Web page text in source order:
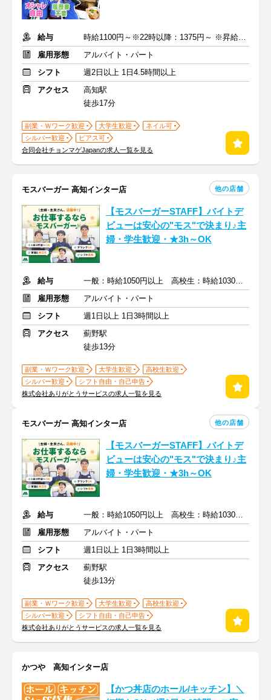
給与
時給1100円～※22時以降：1375円～ ※昇給あり
雇用形態
アルバイト・パート
シフト
週2日以上 1日4.5時間以上
アクセス
高知駅
徒歩17分
副業・Ｗワーク歓迎 大学生歓迎
ネイル可
シルバー歓迎
ピアス可
合同会社チョンマゲJapanの求人一覧を見る
モスバーガー 高知インター店 他の店舗
【モスバーガーSTAFF】バイトデ
ビューは安心の"モス"で決まり♪主
婦・学生歓迎・★3h～OK
給与
一般：時給1050円以上 高校生：時給1030円以上
雇用形態
アルバイト・パート
シフト
週1日以上 1日3時間以上
アクセス
薊野駅
徒歩13分
副業・Ｗワーク歓迎 大学生歓迎
高校生歓迎
シルバー歓迎
シフト自由・自己申告
株式会社ありがとうサービスの求人一覧を見る
モスバーガー 高知インター店 他の店舗
【モスバーガーSTAFF】バイトデ
ビューは安心の"モス"で決まり♪主
婦・学生歓迎・★3h～OK
給与
一般：時給1050円以上 高校生：時給1030円以上
雇用形態
アルバイト・パート
シフト
週1日以上 1日3時間以上
アクセス
薊野駅
徒歩13分
副業・Ｗワーク歓迎 大学生歓迎
高校生歓迎
シルバー歓迎
シフト自由・自己申告
株式会社ありがとうサービスの求人一覧を見る
かつや 高知インター店
【かつ丼店のホール/キッチン】＼